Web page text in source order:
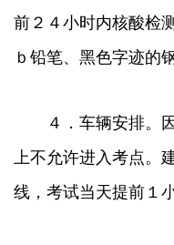
前２４小时内核酸检
ｂ铅笔、黑色字迹的
４．车辆安排。
上不允许进入考点。
线，考试当天提前１